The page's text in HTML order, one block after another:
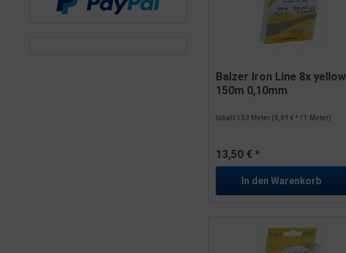
Balzer Iron Line 8x yellow
150m 0,10mm
Inhalt150 Meter (0,09 € * / 1 Meter)
13,50 € *
In den Warenkorb